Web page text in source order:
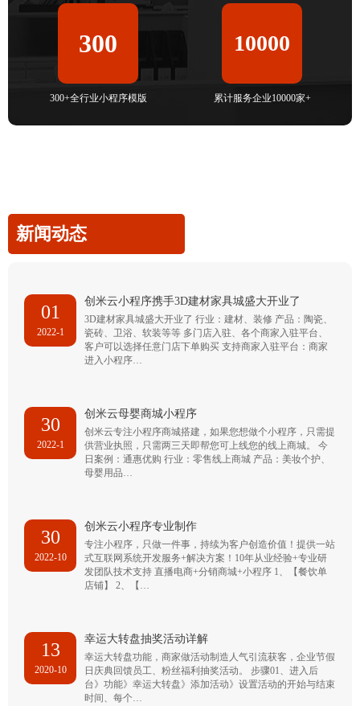
300
300+全行业小程序模版
10000
累计服务企业10000家+
新闻动态
01
2022-1
创米云小程序携手3D建材家具城盛大开业了
3D建材家具城盛大开业了 行业：建材、装修 产品：陶瓷、
瓷砖、卫浴、软装等等 多门店入驻、各个商家入驻平台、
客户可以选择任意门店下单购买 支持商家入驻平台：商家
进入小程序…
30
2022-1
创米云母婴商城小程序
创米云专注小程序商城搭建，如果您想做个小程序，只需提
供营业执照，只需两三天即帮您可上线您的线上商城。 今
日案例：通惠优购 行业：零售线上商城 产品：美妆个护、
母婴用品…
30
2022-10
创米云小程序专业制作
专注小程序，只做一件事，持续为客户创造价值！提供一站
式互联网系统开发服务+解决方案！10年从业经验+专业研
发团队技术支持 直播电商+分销商城+小程序 1、【餐饮单
店铺】 2、【…
13
2020-10
幸运大转盘抽奖活动详解
幸运大转盘功能，商家做活动制造人气引流获客，企业节假
日庆典回馈员工、粉丝福利抽奖活动。 步骤01、进入后
台》功能》幸运大转盘》添加活动》设置活动的开始与结束
时间、每个…